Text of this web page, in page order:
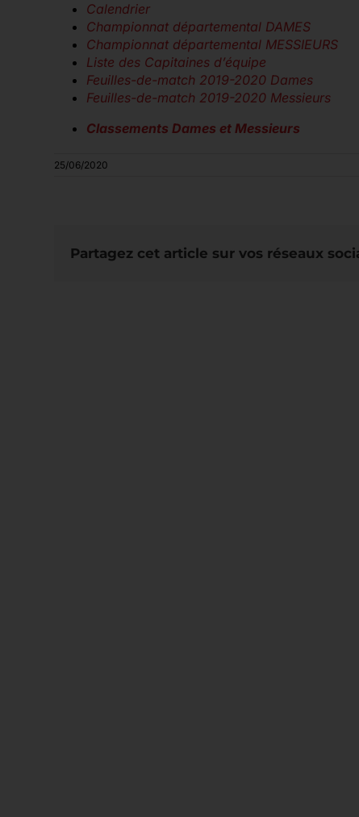
Calendrier
Championnat départemental DAMES
Championnat départemental MESSIEURS
Liste des Capitaines d’équipe
Feuilles-de-match 2019-2020 Dames
Feuilles-de-match 2019-2020 Messieurs
Classements Dames et Messieurs
25/06/2020
Partagez cet article sur vos réseaux